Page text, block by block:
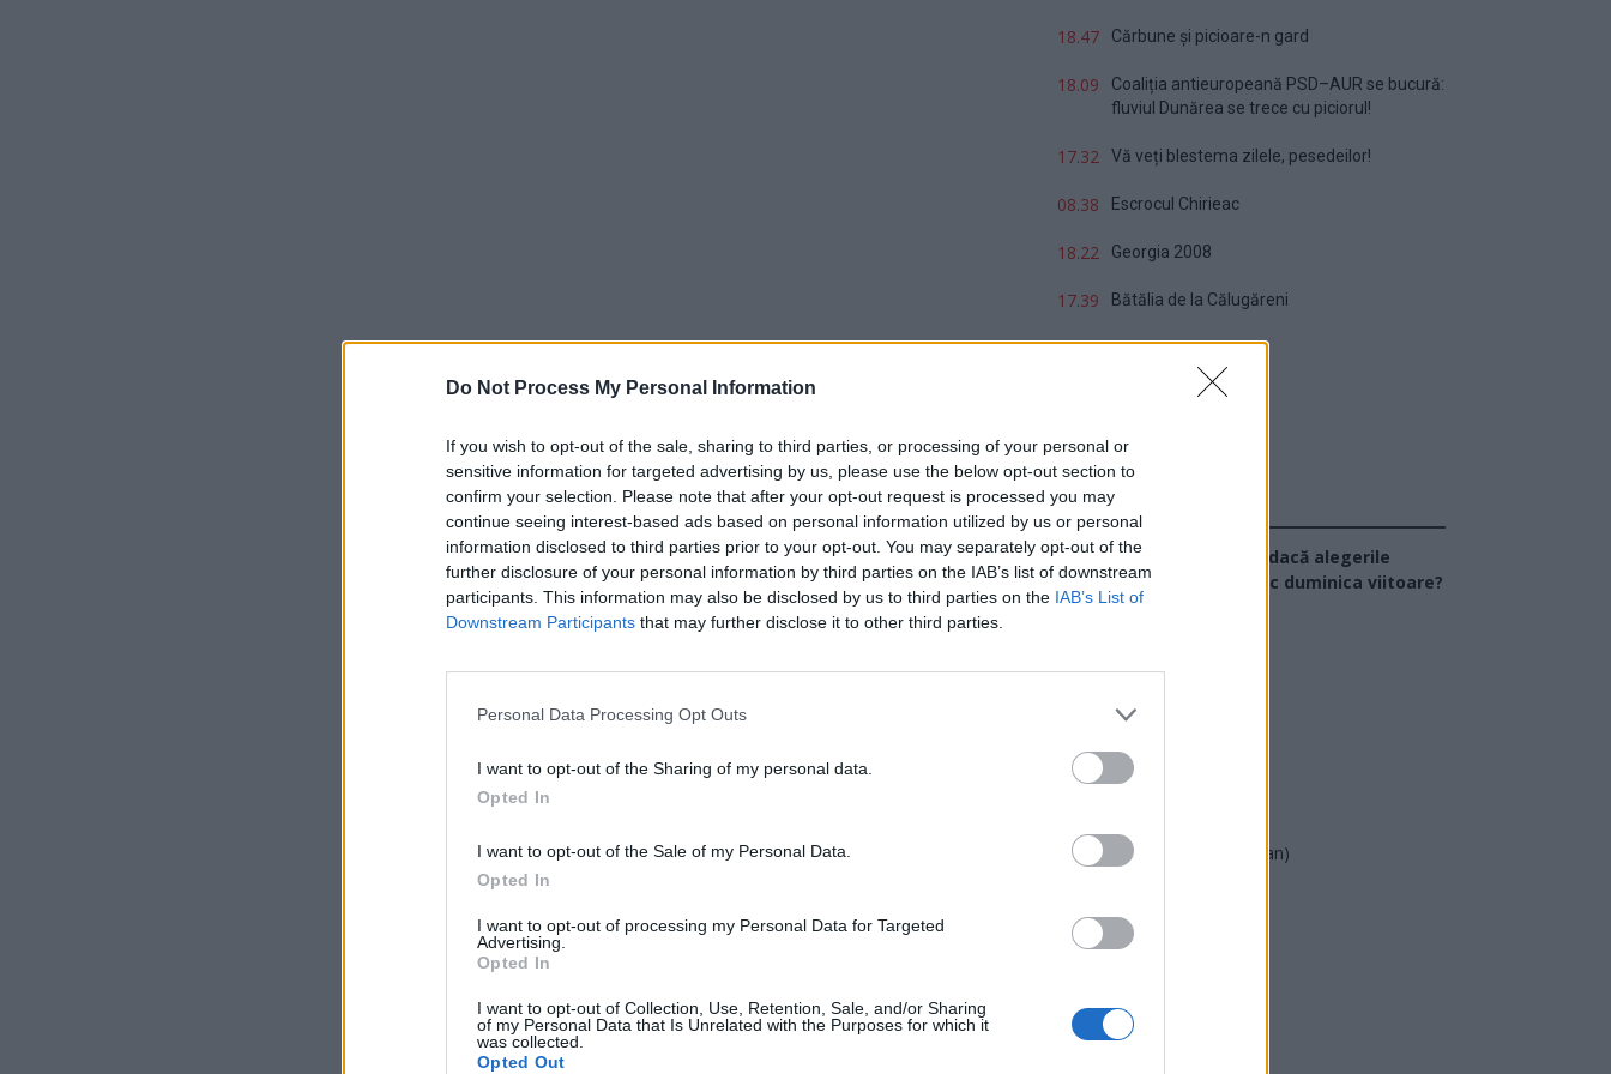
Do Not Process My Personal Information
If you wish to opt-out of the sale, sharing to third parties, or processing of your personal or
sensitive information for targeted advertising by us, please use the below opt-out section to
confirm your selection. Please note that after your opt-out request is processed you may
continue seeing interest-based ads based on personal information utilized by us or personal
information disclosed to third parties prior to your opt-out. You may separately opt-out of the
further disclosure of your personal information by third parties on the IAB’s list of downstream
participants. This information may also be disclosed by us to third parties on the IAB’s List of
Downstream Participants that may further disclose it to other third parties.
Personal Data Processing Opt Outs
I want to opt-out of the Sharing of my personal data.
Opted In
I want to opt-out of the Sale of my Personal Data.
Opted In
I want to opt-out of processing my Personal Data for Targeted
Advertising.
Opted In
I want to opt-out of Collection, Use, Retention, Sale, and/or Sharing
of my Personal Data that Is Unrelated with the Purposes for which it
was collected.
Opted Out
18.47 Cărbune și picioare-n gard
18.09
Coaliția antieuropeană PSD–AUR se bucură:
fluviul Dunărea se trece cu piciorul!
17.32 Vă veți blestema zilele, pesedeilor!
08.38 Escrocul Chirieac
18.22 Georgia 2008
17.39 Bătălia de la Călugăreni
Sondaj
Ce partid ați vota dacă alegerile
parlamentare ar avea loc duminica viitoare?
PNL
PSD
UDMR
Forța Dreptei (L. Orban)
REPER
POT (Gavrilă)